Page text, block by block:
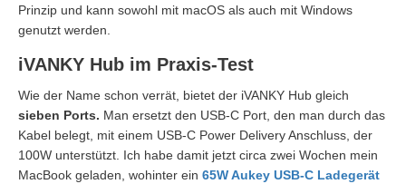
Prinzip und kann sowohl mit macOS als auch mit Windows
genutzt werden.
iVANKY Hub im Praxis-Test
Wie der Name schon verrät, bietet der iVANKY Hub gleich
sieben Ports. Man ersetzt den USB-C Port, den man durch das
Kabel belegt, mit einem USB-C Power Delivery Anschluss, der
100W unterstützt. Ich habe damit jetzt circa zwei Wochen mein
MacBook geladen, wohinter ein 65W Aukey USB-C Ladegerät